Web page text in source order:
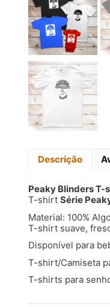
Descrição
Peaky Blinders T-
T-shirt Série
Material: 100%
T-shirt suave,
Disponível para
T-shirt/Camiseta
T-shirts para